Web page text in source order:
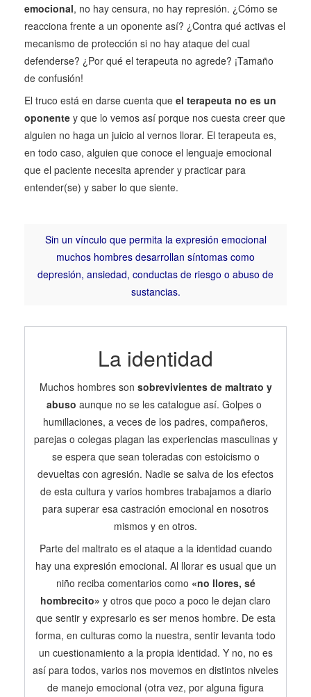
emocional, no hay censura, no hay represión. ¿Cómo se
reacciona frente a un oponente así? ¿Contra qué activas el
mecanismo de protección si no hay ataque del cual
defenderse? ¿Por qué el terapeuta no agrede? ¡Tamaño
de confusión!
El truco está en darse cuenta que el terapeuta no es un
oponente y que lo vemos así porque nos cuesta creer que
alguien no haga un juicio al vernos llorar. El terapeuta es,
en todo caso, alguien que conoce el lenguaje emocional
que el paciente necesita aprender y practicar para
entender(se) y saber lo que siente.
Sin un vínculo que permita la expresión emocional
muchos hombres desarrollan síntomas como
depresión, ansiedad, conductas de riesgo o abuso de
sustancias.
La identidad
Muchos hombres son sobrevivientes de maltrato y
abuso aunque no se les catalogue así. Golpes o
humillaciones, a veces de los padres, compañeros,
parejas o colegas plagan las experiencias masculinas y
se espera que sean toleradas con estoicismo o
devueltas con agresión. Nadie se salva de los efectos
de esta cultura y varios hombres trabajamos a diario
para superar esa castración emocional en nosotros
mismos y en otros.
Parte del maltrato es el ataque a la identidad cuando
hay una expresión emocional. Al llorar es usual que un
niño reciba comentarios como «no llores, sé
hombrecito» y otros que poco a poco le dejan claro
que sentir y expresarlo es ser menos hombre. De esta
forma, en culturas como la nuestra, sentir levanta todo
un cuestionamiento a la propia identidad. Y no, no es
así para todos, varios nos movemos en distintos niveles
de manejo emocional (otra vez, por alguna figura